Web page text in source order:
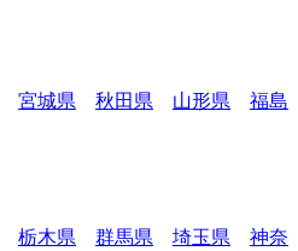
宮城県 秋田県 山形県
福島
栃木県 群馬県 埼玉県
神奈